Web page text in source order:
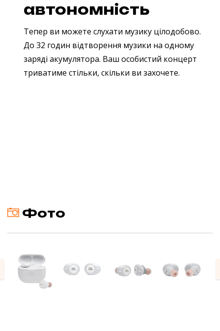
автономність
Тепер ви можете слухати музику цілодобово.
До 32 годин відтворення музики на одному
заряді акумулятора. Ваш особистий концерт
триватиме стільки, скільки ви захочете.
Фото